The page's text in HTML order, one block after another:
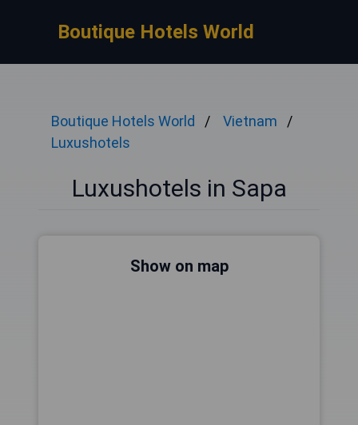
Boutique Hotels World
Boutique Hotels World
Vietnam
Luxushotels
Luxushotels in Sapa
Show on map